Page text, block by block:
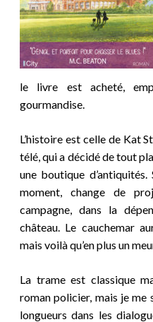
le livre est acheté,
gourmandise.
L’histoire est celle de Kat
télé, qui a décidé de tout
une boutique
moment, change de
campagne, dans la
château. Le cauchemar
mais voilà qu’en plus un
La trame est classique
roman policier, mais je me
longueurs dans les